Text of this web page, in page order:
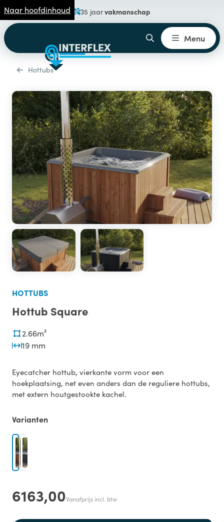
Naar hoofdinhoud 35 jaarvakmanschap
Menu
Hottubs
HOTTUBS
Hottub Square
2.66m²
19 mm
Eyecatcher hottub, vierkante vorm voor een
hoekplaatsing, net even anders dan de reguliere hottubs,
met extern houtgestookte kachel.
Varianten
6163,00Vanafprijs incl. btw